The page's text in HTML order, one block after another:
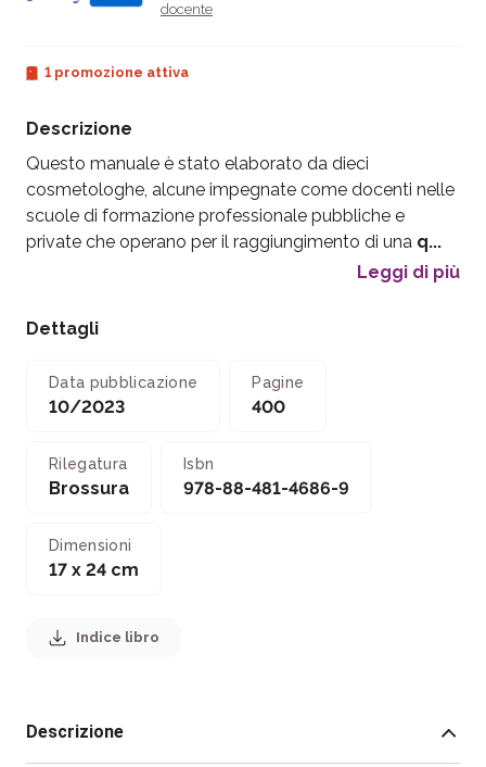
docente
1 promozione attiva
Descrizione
Questo manuale è stato elaborato da dieci
cosmetologhe, alcune impegnate come docenti nelle
scuole di formazione professionale pubbliche e
private che operano per il raggiungimento di una q...
Leggi di più
Dettagli
Data pubblicazione
10/2023
Pagine
400
Rilegatura
Brossura
Isbn
978-88-481-4686-9
Dimensioni
17 x 24 cm
Indice libro
Descrizione